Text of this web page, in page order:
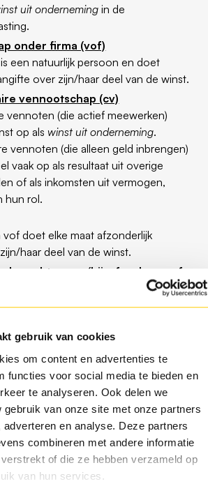
gebruik van cookies
om content en advertenties te
functies voor social media te bieden en
te analyseren. Ook delen we
gebruik van onze site met onze partners
en analyse. Deze partners
combineren met andere informatie
of die ze hebben verzameld op
van hun services.
uit onderneming in de
onder firma (vof)
een natuurlijk persoon en doet
over zijn/haar deel van de winst.
vennootschap (cv)
vennoten (die actief meewerken)
op alswinst uit onderneming.
vennoten (die alleen geld inbrengen)
vaak op als resultaat uit overige
of als inkomsten uit vermogen,
hun rol.
vof doet elke maat afzonderlijk
haar deel van de winst.
rechtsvorm (bijv. freelance of
hebt uit zelfstandige arbeid, moet je
ofresultaat uit overige
.
die géén
doen